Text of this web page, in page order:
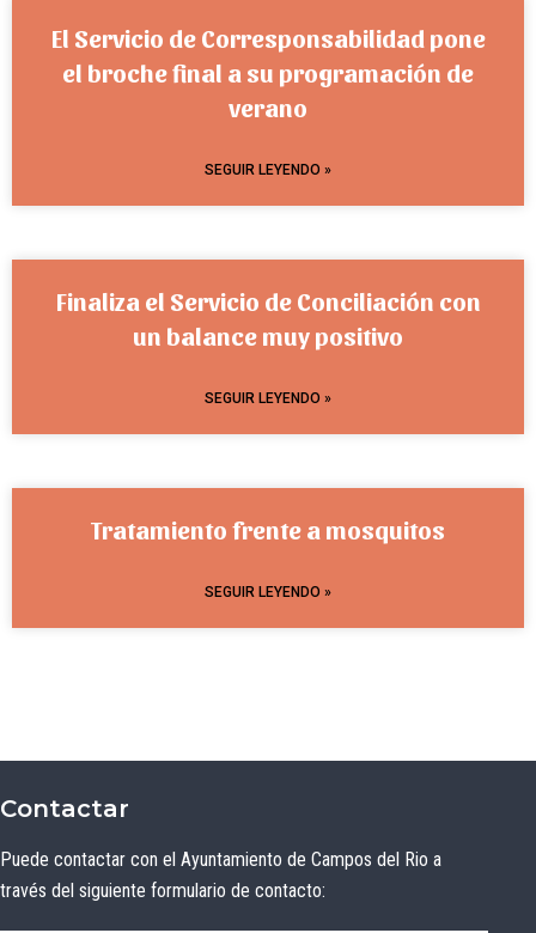
El Servicio de Corresponsabilidad pone
el broche final a su programación de
verano
SEGUIR LEYENDO »
Finaliza el Servicio de Conciliación con
un balance muy positivo
SEGUIR LEYENDO »
Tratamiento frente a mosquitos
SEGUIR LEYENDO »
Contactar
Puede contactar con el Ayuntamiento de Campos del Rio a
través del siguiente formulario de contacto: